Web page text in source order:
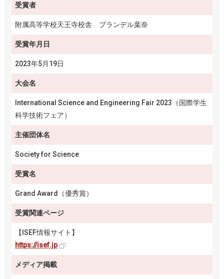
受賞者
附属高等学校天王寺校舎 ブランデル葉奈
受賞年月日
2023年5月19日
大会名
International Science and Engineering Fair 2023（国際学生
科学技術フェア）
主催団体名
Society for Science
受賞名
Grand Award（優秀賞）
受賞関連ページ
【ISEF情報サイト】
https://isef.jp
メディア掲載